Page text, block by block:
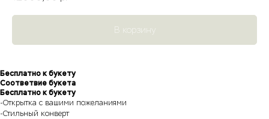
В корзину
Бесплатно к букету
Соответвие букета
Бесплатно к букету
-Открытка с вашими пожеланиями
-Стильный конверт